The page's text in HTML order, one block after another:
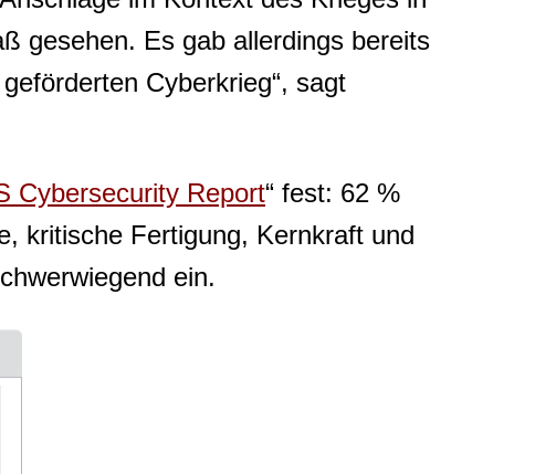
gesehen. Es gab allerdings bereits
Cyberkrieg“, sagt
Cybersecurity Report“ fest: 62 %
kritische Fertigung, Kernkraft und
ein.